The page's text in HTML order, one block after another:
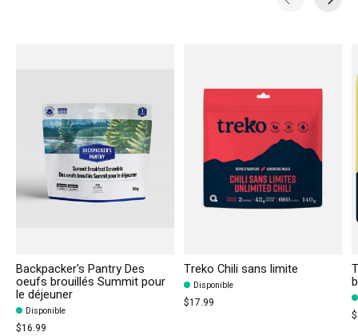
Backpacker's Pantry Des
oeufs brouillés Summit pour
le déjeuner
Disponible
$16.99
Treko Chili sans limite
Disponible
$17.99